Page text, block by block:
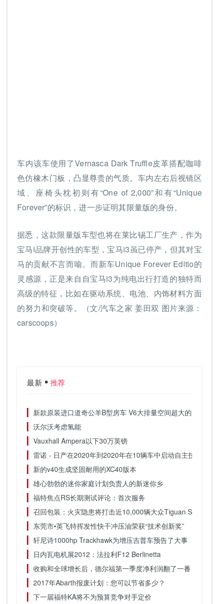
车内该车使用了Vernasca Dark Truffle皮革搭配咖啡
色仿橡木门板，凸显尊贵的气质。车内左右后视镜区
域、座椅头枕初则有“One of 2,000”和有“Unique
Forever”的标识，进一步证明其限量版的身份。
据悉，这款限量版车型也将在莱比锡工厂生产，作为
宝马i品牌开创性的车型，宝马i3虽已停产，但其对宝
马的贡献不言而喻。而新车Unique Forever Editio的
灵感源，正是来自自宝马i3为纯电出行打造的独特而
高级的特征，比如在驱动系统、电池、内饰材料方面
的努力和突破等。（文/汽车之家 姜田双 图片来源：
carscoops）
最新 推荐
新款原装进口道奇公羊B型房车 V6大排量空间超大的商旅两
沃尔沃考虑氢能
Vauxhall Ampera以下30万英镑
雷诺 - 日产在2020年到2020年在10辆车中启动自主技术
新的v40生成坚固耐用的XC40版本
雄心勃勃的迷你家庭计划负责人的新迷你乡
福特焦点RS长期测试评论：首次服务
召回包装：火灾隐患将打击近10,000辆大众Tiguan SUV
东莞市•英飞特挥发性快干冲压油荣获“技术创新奖”
轩尼诗1000hp Trackhawk为增压吉普车预告了大事
日内瓦电机展2012：法拉利F12 Berlinetta
收购和全球增长后，德尔福第一季度净利润翻了一番
2017年Abarth报废计划：您可以节省多少？
下一届福特KA将不为预算竞争对手定价